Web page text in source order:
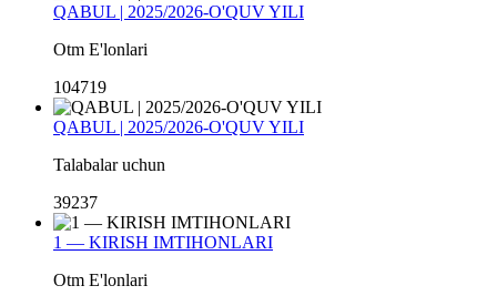
QABUL | 2025/2026-O'QUV YILI
Otm E'lonlari
104719
QABUL | 2025/2026-O'QUV YILI
Talabalar uchun
39237
1 — KIRISH IMTIHONLARI
Otm E'lonlari